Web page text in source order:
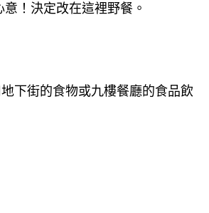
！決定改在這裡野餐。
下街的食物或九樓餐廳的食品飲